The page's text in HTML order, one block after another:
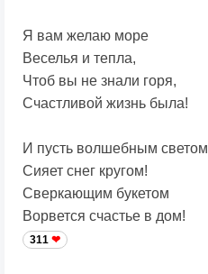
Я вам желаю море
Веселья и тепла,
Чтоб вы не знали горя,
Счастливой жизнь была!
И пусть волшебным светом
Сияет снег кругом!
Сверкающим букетом
Ворвется счастье в дом!
311